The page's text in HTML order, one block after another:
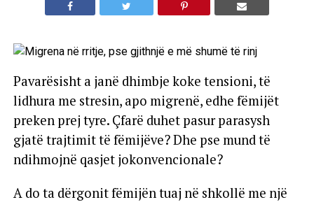
Pavarësisht a janë dhimbje koke tensioni, të
lidhura me stresin, apo migrenë, edhe fëmijët
preken prej tyre. Çfarë duhet pasur parasysh
gjatë trajtimit të fëmijëve? Dhe pse mund të
ndihmojnë qasjet jokonvencionale?
A do ta dërgonit fëmijën tuaj në shkollë me një